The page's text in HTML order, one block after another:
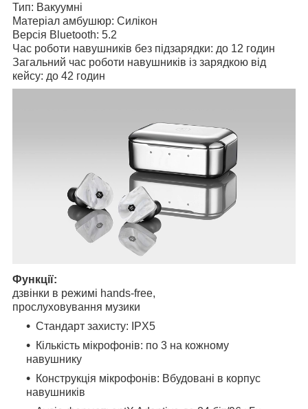
Тип: Вакуумні
Матеріал амбушюр: Силікон
Версія Bluetooth: 5.2
Час роботи навушників без підзарядки: до 12 годин
Загальний час роботи навушників із зарядкою від
кейсу: до 42 годин
Функції:
дзвінки в режимі hands-free,
прослуховування музики
Стандарт захисту: IPX5
Кількість мікрофонів: по 3 на кожному
навушнику
Конструкція мікрофонів: Вбудовані в корпус
навушників